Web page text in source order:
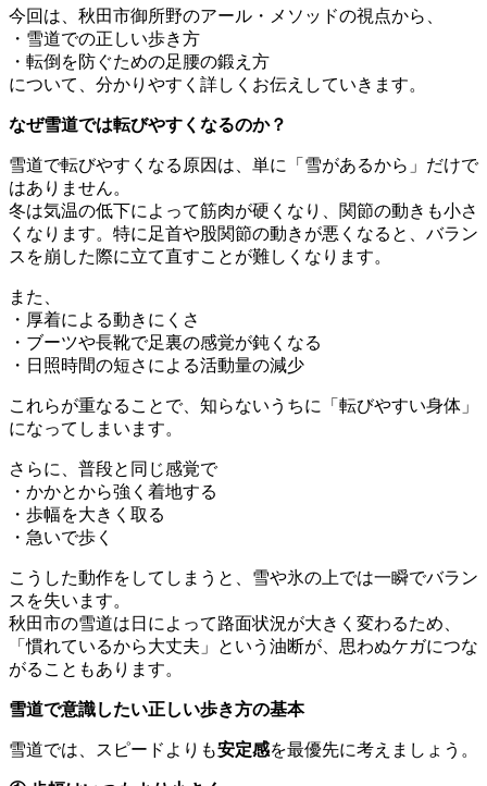
今回は、秋田市御所野のアール・メソッドの視点から、
・雪道での正しい歩き方
・転倒を防ぐための足腰の鍛え方
について、分かりやすく詳しくお伝えしていきます。
なぜ雪道では転びやすくなるのか？
雪道で転びやすくなる原因は、単に「雪があるから」だけで
はありません。
冬は気温の低下によって筋肉が硬くなり、関節の動きも小さ
くなります。特に足首や股関節の動きが悪くなると、バラン
スを崩した際に立て直すことが難しくなります。
また、
・厚着による動きにくさ
・ブーツや長靴で足裏の感覚が鈍くなる
・日照時間の短さによる活動量の減少
これらが重なることで、知らないうちに「転びやすい身体」
になってしまいます。
さらに、普段と同じ感覚で
・かかとから強く着地する
・歩幅を大きく取る
・急いで歩く
こうした動作をしてしまうと、雪や氷の上では一瞬でバラン
スを失います。
秋田市の雪道は日によって路面状況が大きく変わるため、
「慣れているから大丈夫」という油断が、思わぬケガにつな
がることもあります。
雪道で意識したい正しい歩き方の基本
雪道では、スピードよりも安定感を最優先に考えましょう。